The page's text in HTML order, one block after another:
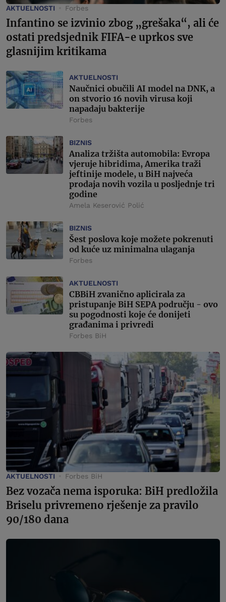
AKTUELNOSTI Forbes
Infantino se izvinio zbog „grešaka“, ali će
ostati predsjednik FIFA-e uprkos sve
glasnijim kritikama
AKTUELNOSTI
Naučnici obučili AI model na DNK, a
on stvorio 16 novih virusa koji
napadaju bakterije
Forbes
BIZNIS
Analiza tržišta automobila: Evropa
vjeruje hibridima, Amerika traži
jeftinije modele, u BiH najveća
prodaja novih vozila u posljednje tri
godine
Amela Keserović Polić
BIZNIS
Šest poslova koje možete pokrenuti
od kuće uz minimalna ulaganja
Forbes
AKTUELNOSTI
CBBiH zvanično aplicirala za
pristupanje BiH SEPA području - ovo
su pogodnosti koje će donijeti
građanima i privredi
Forbes BiH
AKTUELNOSTI Forbes BiH
Bez vozača nema isporuka: BiH predložila
Briselu privremeno rješenje za pravilo
90/180 dana